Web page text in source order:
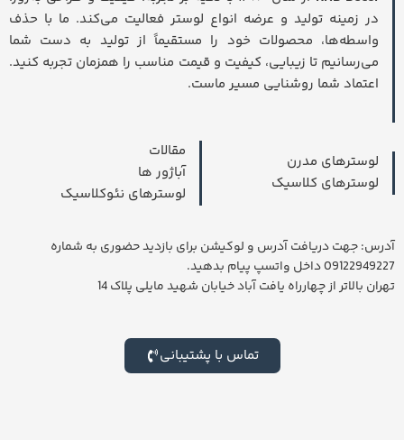
ما با سال‌ها تجربه در زمینه طراحی، تولید، فروش و نصب انواع
لوستر آماده همکاری با شماست.
ما با بهره‌گیری از تیم متخصص طراحی و اجرا، امکان ساخت و
مینیمال گرفته تا لوسترهای کلاسیک و کریستالی، تمامی
محصولات با بالاترین کیفیت طراحی و تولید می‌شوند.
برای بازدید محل، مشاوره رایگان و دریافت قیمت اجرای پروژه
لوستر با شماره زیر تماس بگیرید:
کارشناسان ما آماده هستند تا در کوتاه‌ترین زمان از پروژه شما
در زمینه تولید و عرضه انواع لوستر فعالیت می‌کند. ما با حذف
واسطه‌ها، محصولات خود را مستقیماً از تولید به دست شما
می‌رسانیم تا زیبایی، کیفیت و قیمت مناسب را همزمان تجربه کنید.
اعتماد شما روشنایی مسیر ماست.
لوسترهای مدرن
لوسترهای کلاسیک
مقالات
آباژور ها
لوسترهای نئوکلاسیک
آدرس: جهت دریافت آدرس و لوکیشن برای بازدید حضوری به شماره
09122949227 داخل واتسپ پیام بدهید.
تهران بالاتر از چهارراه یافت آباد خیابان شهید مایلی پلاک 14
تماس با پشتیبانی